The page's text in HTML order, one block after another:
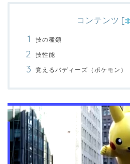
コンテンツ [
技の種類
技性能
覚えるバディーズ（ポケモン）